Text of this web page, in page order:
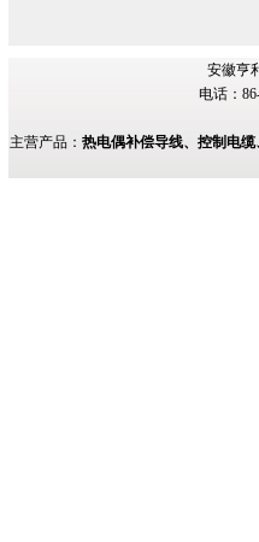
安徽亨
电话：
主营产品： 热电偶补偿导线、控制电